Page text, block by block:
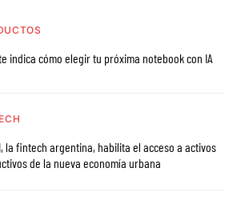
indica cómo elegir tu próxima notebook con IA
argentina, habilita el acceso a activos
de la nueva economía urbana